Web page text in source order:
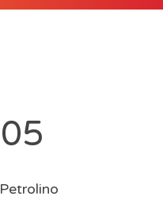
Petrolino